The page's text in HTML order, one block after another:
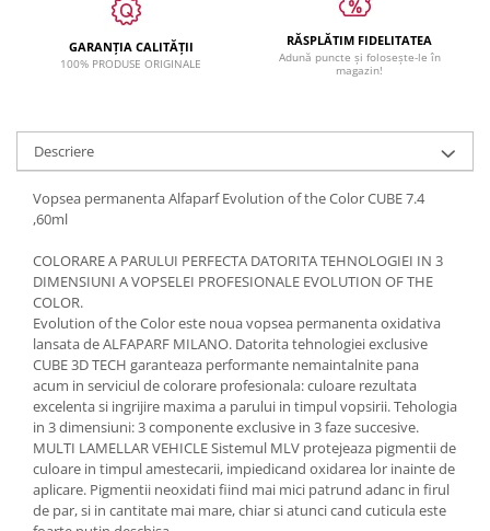
GARANȚIA CALITĂȚII
100% PRODUSE ORIGINALE
RĂSPLĂTIM FIDELITATEA
Adună puncte și folosește-le în
magazin!
Descriere
Vopsea permanenta Alfaparf Evolution of the Color CUBE 7.4
,60ml
COLORARE A PARULUI PERFECTA DATORITA TEHNOLOGIEI IN 3
DIMENSIUNI A VOPSELEI PROFESIONALE EVOLUTION OF THE
COLOR.
Evolution of the Color este noua vopsea permanenta oxidativa
lansata de ALFAPARF MILANO. Datorita tehnologiei exclusive
CUBE 3D TECH garanteaza performante nemaintalnite pana
acum in serviciul de colorare profesionala: culoare rezultata
excelenta si ingrijire maxima a parului in timpul vopsirii. Tehologia
in 3 dimensiuni: 3 componente exclusive in 3 faze succesive.
MULTI LAMELLAR VEHICLE Sistemul MLV protejeaza pigmentii de
culoare in timpul amestecarii, impiedicand oxidarea lor inainte de
aplicare. Pigmentii neoxidati fiind mai mici patrund adanc in firul
de par, si in cantitate mai mare, chiar si atunci cand cuticula este